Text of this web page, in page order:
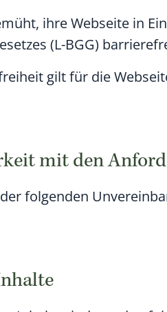
ihre Webseite in
(L-BGG)
gilt für die
mit den
folgenden